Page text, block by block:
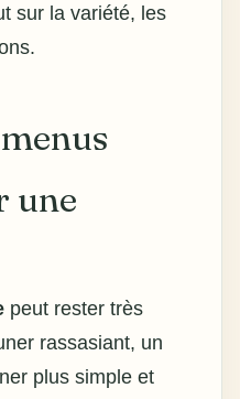
sur la variété, les
une
peut rester très
rassasiant, un
plus simple et